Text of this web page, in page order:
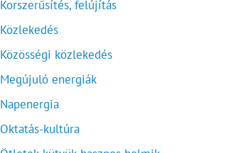
Korszerűsítés, felújítás
Közlekedés
Közösségi közlekedés
Megújuló energiák
Napenergia
Oktatás-kultúra